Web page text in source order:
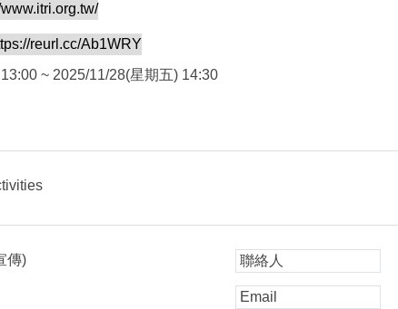
reurl.cc/Ab1WRY
~ 2025/11/28(星期五) 14:30
傳) 聯絡人
Email